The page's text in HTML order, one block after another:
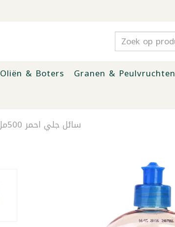
Oliën & Boters Granen & Peulvruchten
سائل جلي احمر 500مل